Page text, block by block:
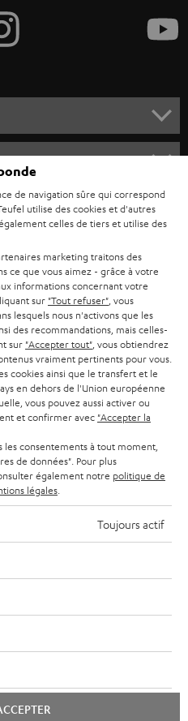
de fautes de frappe et d’autres
ne font pas partie du contenu de
de navigation sûre qui correspond
utilise des cookies et d'autres
celles de tiers et utilise des
marketing traitons des
ce que vous aimez - grâce à votre
informations concernant votre
sur "Tout refuser" , vous
lesquels nous n'activons que les
des recommandations, mais celles-
sur "Accepter tout" , vous obtiendrez
vraiment pertinents pour vous.
cookies ainsi que le transfert et le
en dehors de l'Union européenne
vous pouvez aussi activer ou
et confirmer avec "Accepter la
consentements à tout moment,
de données". Pour plus
également notre politique de
légales
Toujours actif